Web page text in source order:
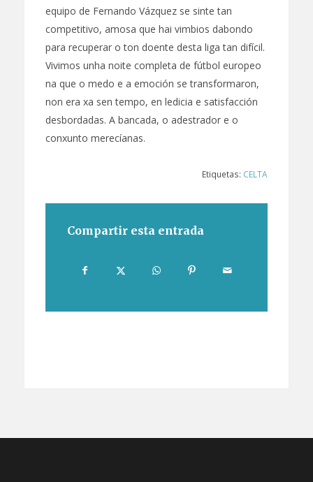
equipo de Fernando Vázquez se sinte tan
competitivo, amosa que hai vimbios dabondo
para recuperar o ton doente desta liga tan difícil.
Vivimos unha noite completa de fútbol europeo
na que o medo e a emoción se transformaron,
non era xa sen tempo, en ledicia e satisfacción
desbordadas. A bancada, o adestrador e o
conxunto merecíanas.
Etiquetas: CELTA
Compartir esta entrada